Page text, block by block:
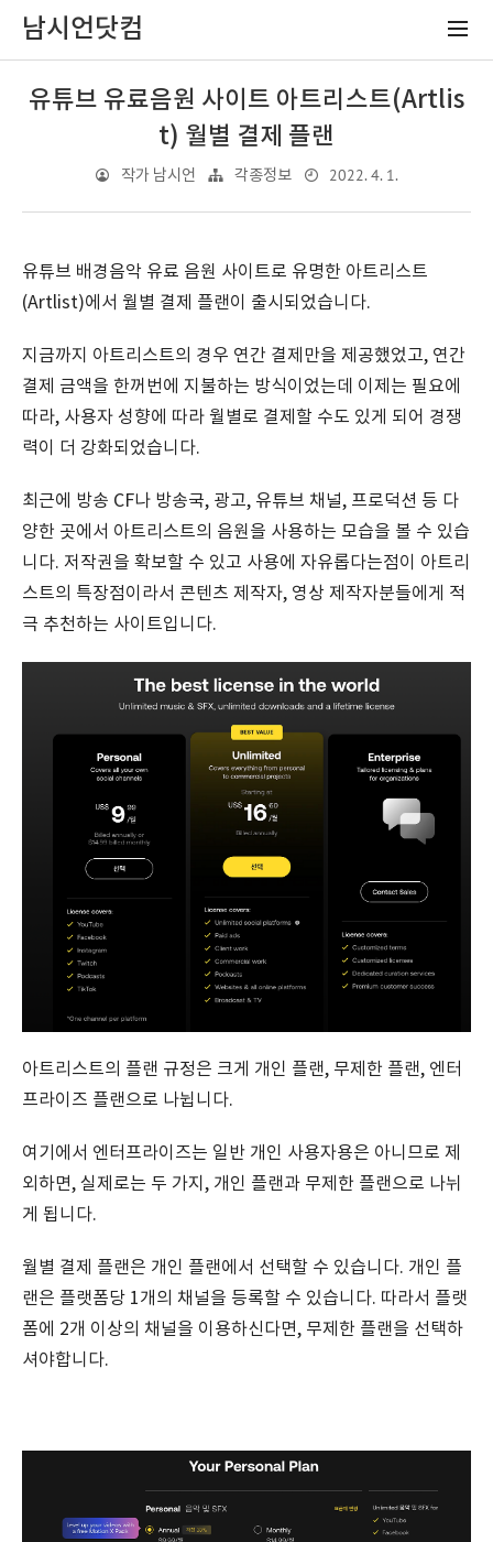
남시언닷컴
유튜브 유료음원 사이트 아트리스트(Artlis
t) 월별 결제 플랜
작가 남시언 각종정보 2022. 4. 1.
유튜브 배경음악 유료 음원 사이트로 유명한 아트리스트
(Artlist)에서 월별 결제 플랜이 출시되었습니다.
지금까지 아트리스트의 경우 연간 결제만을 제공했었고, 연간
결제 금액을 한꺼번에 지불하는 방식이었는데 이제는 필요에
따라, 사용자 성향에 따라 월별로 결제할 수도 있게 되어 경쟁
력이 더 강화되었습니다.
최근에 방송 CF나 방송국, 광고, 유튜브 채널, 프로덕션 등 다
양한 곳에서 아트리스트의 음원을 사용하는 모습을 볼 수 있습
니다. 저작권을 확보할 수 있고 사용에 자유롭다는점이 아트리
스트의 특장점이라서 콘텐츠 제작자, 영상 제작자분들에게 적
극 추천하는 사이트입니다.
아트리스트의 플랜 규정은 크게 개인 플랜, 무제한 플랜, 엔터
프라이즈 플랜으로 나뉩니다.
여기에서 엔터프라이즈는 일반 개인 사용자용은 아니므로 제
외하면, 실제로는 두 가지, 개인 플랜과 무제한 플랜으로 나뉘
게 됩니다.
월별 결제 플랜은 개인 플랜에서 선택할 수 있습니다. 개인 플
랜은 플랫폼당 1개의 채널을 등록할 수 있습니다. 따라서 플랫
폼에 2개 이상의 채널을 이용하신다면, 무제한 플랜을 선택하
셔야합니다.